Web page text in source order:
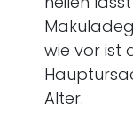
wie vor ist
Alter.